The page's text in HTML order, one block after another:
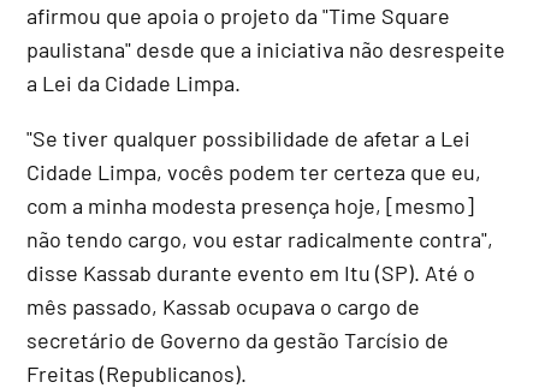
afirmou que apoia o projeto da "Time Square
paulistana" desde que a iniciativa não desrespeite
a Lei da Cidade Limpa.
"Se tiver qualquer possibilidade de afetar a Lei
Cidade Limpa, vocês podem ter certeza que eu,
com a minha modesta presença hoje, [mesmo]
não tendo cargo, vou estar radicalmente contra",
disse Kassab durante evento em Itu (SP). Até o
mês passado, Kassab ocupava o cargo de
secretário de Governo da gestão Tarcísio de
Freitas (Republicanos).